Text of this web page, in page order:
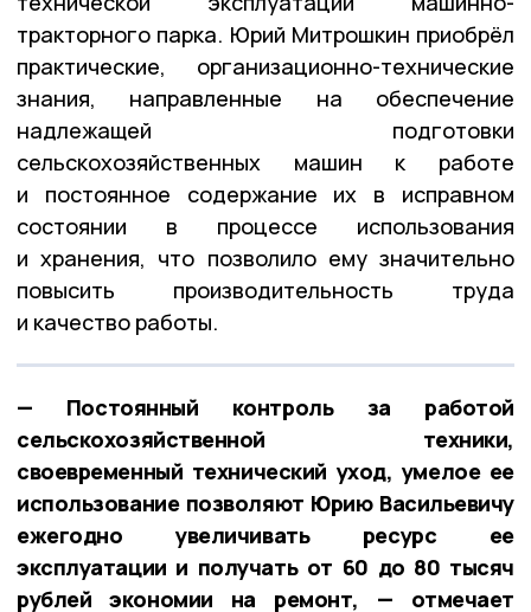
тракторного парка. Юрий Митрошкин приобрёл
практические, организационно-технические
знания, направленные на обеспечение
надлежащей подготовки
сельскохозяйственных машин к работе
и постоянное содержание их в исправном
состоянии в процессе использования
и хранения, что позволило ему значительно
повысить производительность труда
и качество работы.
— Постоянный контроль за работой
сельскохозяйственной техники,
своевременный технический уход, умелое ее
использование позволяют Юрию Васильевичу
ежегодно увеличивать ресурс ее
эксплуатации и получать от 60 до 80 тысяч
рублей экономии на ремонт, — отмечает